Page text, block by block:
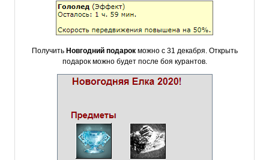
Получить Новгодний подарокможно с 31 декабря. Открыть
подарок можно будет после боя курантов.